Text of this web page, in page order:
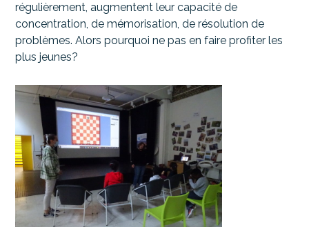
régulièrement, augmentent leur capacité de
concentration, de mémorisation, de résolution de
problèmes. Alors pourquoi ne pas en faire profiter les
plus jeunes?